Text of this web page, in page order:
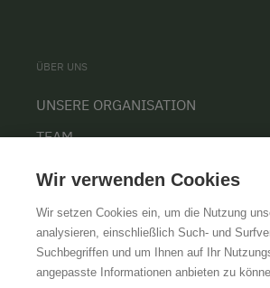
ÜBER UNS
UNSERE ORGANISATION
TEAM
AGBIMPRESSUM
Wir verwenden Cookies
Wir setzen Cookies ein, um die Nutzung
analysieren, einschließlich Such- und
Suchbegriffen und um Ihnen auf Ihr
angepasste Informationen anbieten zu